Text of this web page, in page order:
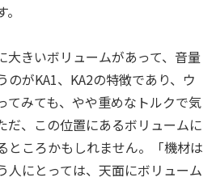
大きいボリュームがあって、音量
のがKA1、KA2の特徴であり、ウ
てみても、やや重めなトルクで気
だ、この位置にあるボリュームに
ところかもしれません。「機材は
人にとっては、天面にボリューム